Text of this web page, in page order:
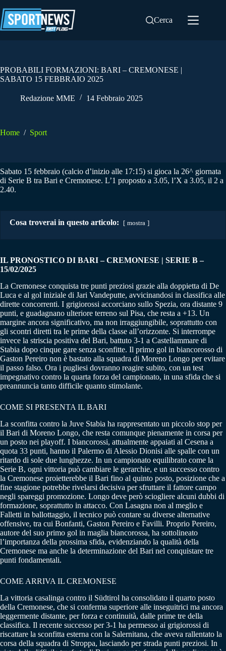
al
contenuto
Cerca
PROBABILI FORMAZIONI: BARI – CREMONESE |
SABATO 15 FEBBRAIO 2025
Redazione MME 14 Febbraio 2025
Home / Sport
Sabato 15 febbraio (calcio d’inizio alle 17:15) si gioca la 26^ giornata
di Serie B tra Bari e Cremonese. L’1 proposto a 3.05, l’X a 3.05, il 2 a
2.40.
Cosa troverai in questo articolo: mostra
IL PRONOSTICO DI BARI – CREMONESE | SERIE B –
15/02/2025
La Cremonese conquista tre punti preziosi grazie alla doppietta di De
Luca e al gol iniziale di Jari Vandeputte, avvicinandosi in classifica alle
dirette concorrenti. I grigiorossi accorciano sullo Spezia, ora distante 9
punti, e guadagnano ulteriore terreno sul Pisa, che resta a +13. Un
margine ancora significativo, ma non irraggiungibile, soprattutto con
gli scontri diretti tra le prime della classe all’orizzonte. Si interrompe
invece la striscia positiva del Bari, battuto 3-1 a Castellammare di
Stabia dopo cinque gare senza sconfitte. Il primo gol in biancorosso di
Gaston Pereiro non è bastato alla squadra di Moreno Longo per evitare
il passo falso. Ora i pugliesi dovranno reagire subito, con un test
impegnativo contro la quarta forza del campionato, in una sfida che si
preannuncia tanto difficile quanto stimolante.
COME SI PRESENTA IL BARI
La sconfitta contro la Juve Stabia ha rappresentato un piccolo stop per
il Bari di Moreno Longo, che resta comunque pienamente in corsa per
un posto nei playoff. I biancorossi, attualmente appaiati al Cesena a
quota 33 punti, hanno il Palermo di Alessio Dionisi alle spalle con un
ritardo di sole due lunghezze. In un campionato equilibrato come la
Serie B, ogni vittoria può cambiare le gerarchie, e un successo contro
la Cremonese proietterebbe il Bari fino al quinto posto, posizione che a
fine stagione potrebbe rivelarsi decisiva per sfruttare il fattore campo
negli spareggi promozione. Longo deve però sciogliere alcuni dubbi di
formazione, soprattutto in attacco. Con Lasagna non al meglio e
Falletti in ballottaggio, il tecnico può contare su diverse alternative
offensive, tra cui Bonfanti, Gaston Pereiro e Favilli. Proprio Pereiro,
autore del suo primo gol in maglia biancorossa, ha sottolineato
l’importanza della prossima sfida, evidenziando la qualità della
Cremonese ma anche la determinazione del Bari nel conquistare tre
punti fondamentali.
COME ARRIVA IL CREMONESE
La vittoria casalinga contro il Südtirol ha consolidato il quarto posto
della Cremonese, che si conferma superiore alle inseguitrici ma ancora
leggermente distante, per forza e continuità, dalle prime tre della
classifica. Il recente successo per 3-1 ha permesso ai grigiorossi di
riscattare la sconfitta esterna con la Salernitana, che aveva rallentato la
corsa della squadra di Stroppa, lasciando per strada punti preziosi. In